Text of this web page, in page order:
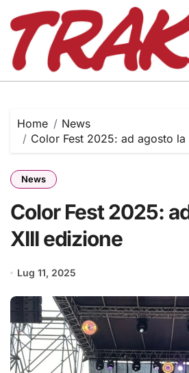
content
Home
News
Color Fest 2025: ad agosto la
News
Color Fest 2025:
XIII edizione
Lug 11, 2025